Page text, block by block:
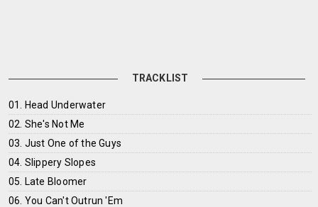
TRACKLIST
01. Head Underwater
02. She's Not Me
03. Just One of the Guys
04. Slippery Slopes
05. Late Bloomer
06. You Can't Outrun 'Em